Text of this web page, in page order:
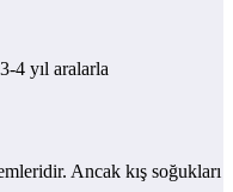
4 yıl aralarla
Ancak kış soğukları